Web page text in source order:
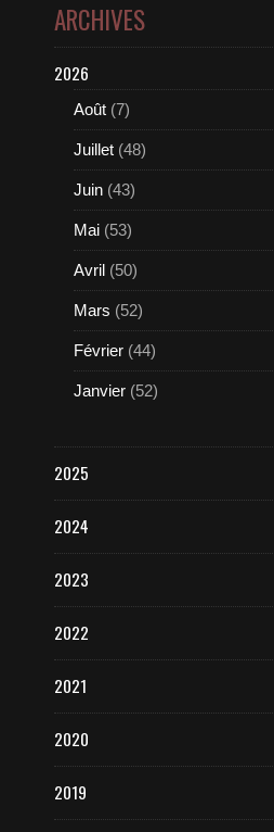
ARCHIVES
2026
Août (7)
Juillet (48)
Juin (43)
Mai (53)
Avril (50)
Mars (52)
Février (44)
Janvier (52)
2025
2024
2023
2022
2021
2020
2019